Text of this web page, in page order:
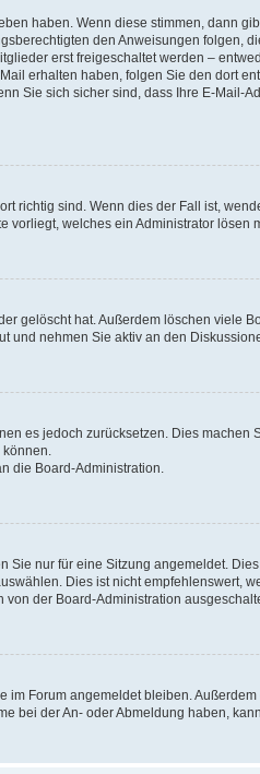
haben. Wenn diese stimmen, dann
den Anweisungen folgen,
erst freigeschaltet werden –
erhalten haben, folgen Sie den dort
Sie sich sicher sind, dass Ihre E-Mail-
richtig sind. Wenn dies der Fall ist,
vorliegt, welches ein Administrator lösen
gelöscht hat. Außerdem löschen viele
und nehmen Sie aktiv an den
es jedoch zurücksetzen. Dies machen
die Board-Administration.
nur für eine Sitzung angemeldet.
Dies ist nicht empfehlenswert,
der Board-Administration
im Forum angemeldet bleiben.
bei der An- oder Abmeldung haben,